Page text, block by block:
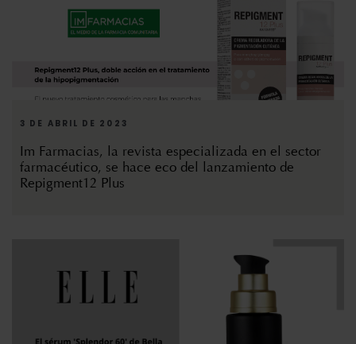
3 DE ABRIL DE 2023
Im Farmacias, la revista especializada en el sector
farmacéutico, se hace eco del lanzamiento de
Repigment12 Plus